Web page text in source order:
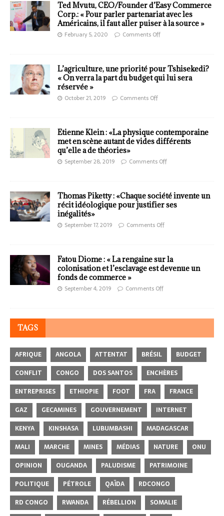
Ted Mvutu, CEO/Founder d’Easy Commerce
Corp.: « Pour parler partenariat avec les
Américains, il faut aller puiser à la source »
February 5, 2020 Comments Off
L’agriculture, une priorité pour Tshisekedi?
« On verra la part du budget qui lui sera
réservée »
October 21, 2019 Comments Off
Etienne Klein : «La physique contemporaine
met en scène autant de vides différents
qu’elle a de théories»
September 28, 2019 Comments Off
Thomas Piketty : «Chaque société invente un
récit idéologique pour justifier ses
inégalités»
September 17, 2019 Comments Off
Fatou Diome : « La rengaine sur la
colonisation et l’esclavage est devenue un
fonds de commerce »
September 4, 2019 Comments Off
TAGS
AFRIQUE ANGOLA ATTENTAT BRÉSIL
BUDGET
CONFLIT
CONGO DOS SANTOS
ENCHÈRES
ENTREPRISES
ETHIOPIE FOOT FRA
FRANCE
GAZ
GECAMINES GOUVERNEMENT
INTERNET
KENYA
KINSHASA LUBUMBASHI
MADAGASCAR
MALI
MARCHE MINES MÉDIAS NATURE
ONU
OPINION
OUGANDA PALUDISME
PATRIMOINE
POLITIQUE
PÉTROLE QAÏDA
RDCONGO
RD CONGO
RWANDA RÉBELLION SOMALIE